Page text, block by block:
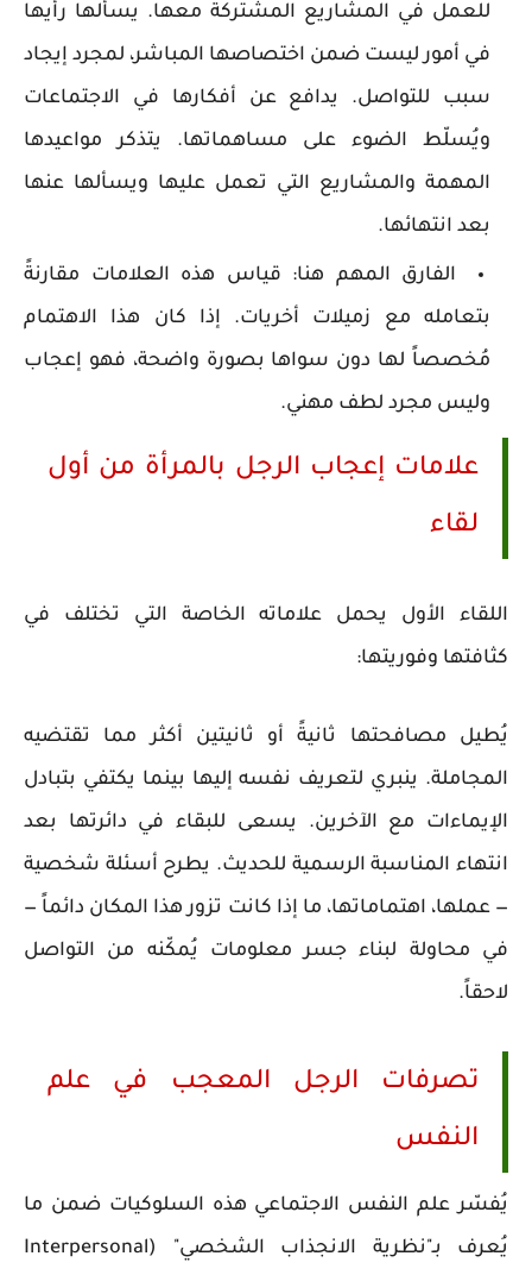
للعمل في المشاريع المشتركة معها. يسألها رأيها
في أمور ليست ضمن اختصاصها المباشر، لمجرد إيجاد
سبب للتواصل. يدافع عن أفكارها في الاجتماعات
ويُسلّط الضوء على مساهماتها. يتذكر مواعيدها
المهمة والمشاريع التي تعمل عليها ويسألها عنها
بعد انتهائها.
الفارق المهم هنا: قياس هذه العلامات مقارنةً
بتعامله مع زميلات أخريات. إذا كان هذا الاهتمام
مُخصصاً لها دون سواها بصورة واضحة، فهو إعجاب
وليس مجرد لطف مهني.
علامات إعجاب الرجل بالمرأة من أول
لقاء
اللقاء الأول يحمل علاماته الخاصة التي تختلف في
كثافتها وفوريتها:
يُطيل مصافحتها ثانيةً أو ثانيتين أكثر مما تقتضيه
المجاملة. ينبري لتعريف نفسه إليها بينما يكتفي بتبادل
الإيماءات مع الآخرين. يسعى للبقاء في دائرتها بعد
انتهاء المناسبة الرسمية للحديث. يطرح أسئلة شخصية
— عملها، اهتماماتها، ما إذا كانت تزور هذا المكان دائماً —
في محاولة لبناء جسر معلومات يُمكّنه من التواصل
لاحقاً.
تصرفات الرجل المعجب في علم
النفس
يُفسّر علم النفس الاجتماعي هذه السلوكيات ضمن ما
يُعرف بـ"نظرية الانجذاب الشخصي" (Interpersonal